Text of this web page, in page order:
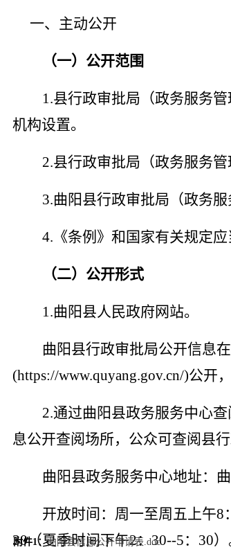
一、主动公开
（一）公开范围
1.县行政审批局（政务服务
机构设置。
2.县行政审批局（政务服务管
3.曲阳县行政审批局（政务
4.《条例》和国家有关规定
（二）公开形式
1.曲阳县人民政府网站。
曲阳县行政审批局公开信息
(https://www.quyang.gov.cn/)公开
2.通过曲阳县政务服务中心
息公开查阅场所，公众可查阅县
曲阳县政务服务中心地址：
开放时间：周一至周五上午8
30（夏季时间下午2：30--5：30）
附件1：曲阳县信息公开申请表.doc